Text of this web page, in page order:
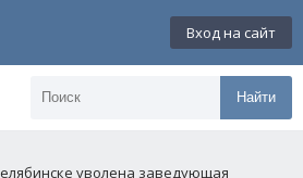
Вход на сайт
Найти
уволена заведующая